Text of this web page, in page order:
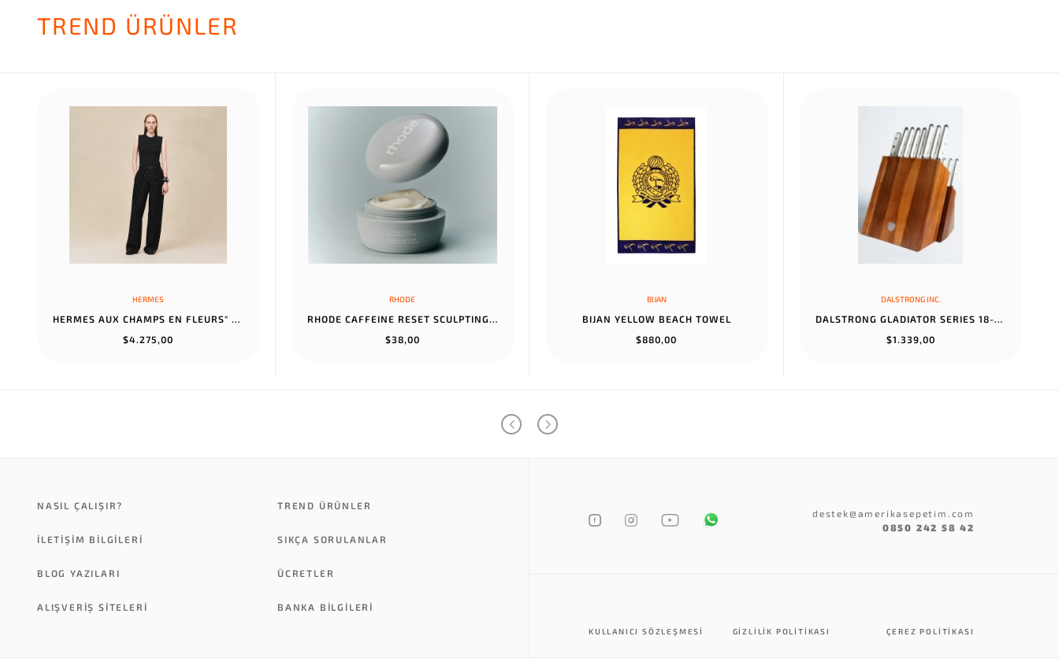
TREND ÜRÜNLER
HERMES
HERMES AUX CHAMPS EN FLEURS" PANTS NOIR
$4.275,00
RHODE
RHODE CAFFEINE RESET SCULPTING CREAM MASK
$38,00
BIJAN
BIJAN YELLOW BEACH TOWEL
$880,00
DALSTRONG INC.
DALSTRONG GLADIATOR SERIES 18-PIECE COLOSSAL KNIFE SET WITH BLOCK...
$1.339,00
NASIL ÇALIŞIR? TREND ÜRÜNLER
İLETİŞİM BİLGİLERİ SIKÇA SORULANLAR
BLOG YAZILARI ÜCRETLER
ALIŞVERİŞ SİTELERİ BANKA BILGILERI
destek@amerikasepetim.com
0850 242 58 42
KULLANICI SÖZLEŞMESI GIZLILIK POLITIKASI ÇEREZ POLITIKASI